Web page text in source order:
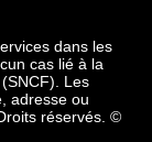
dans les
cas lié à la
Les
adresse ou
réservés. ©